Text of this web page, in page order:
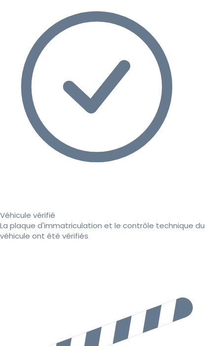
Véhicule vérifié
La plaque d'immatriculation et le contrôle technique du
véhicule ont été vérifiés